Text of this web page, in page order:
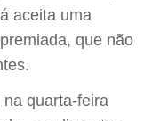
aceita uma
que não
quarta-feira